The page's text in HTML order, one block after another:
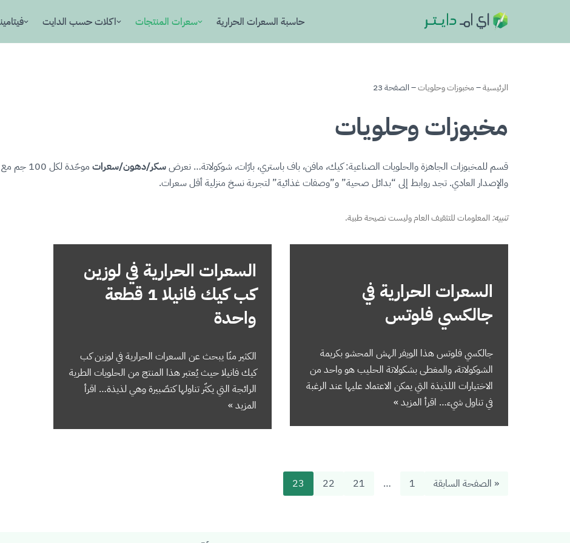
حاسبة السعرات الحرارية سعرات المنتجات اكلات حسب الدايت
الرئيسية–مخبوزات وحلويات–الصفحة 23
مخبوزات وحلويات
قسم للمخبوزات الجاهزة والحلويات الصناعية: كيك، مافن، باف باستري، بارّات، شوكولاتة… نعرضسكر/دهون/سعرات
موحّدة
والإصدار العادي. تجد روابط إلى “بدائل صحية” و”وصفات غذائية” لتجربة نسخ منزلية أقل سعرات.
تنبيه: المعلومات للتثقيف العام وليست نصيحة طبية.
السعرات الحرارية في
جالكسي فلوتس
جالكسي فلوتس هذا الويفر الهش المحشو بكريمة
الشوكولاتة، والمغطى بشكولاتة الحليب هو واحد من
الاختيارات اللذيذة التي يمكن الاعتماد عليها عند الرغبة
في تناول شيء… اقرأ المزيد »
السعرات الحرارية في لوزين
كب كيك فانيلا 1 قطعة
واحدة
الكثير منّا يبحث عن السعرات الحرارية في لوزين كب
كيك فانيلا حيث يُعتبر هذا المنتج من الحلويات الطرية
الرائجة التي يكثّر تناولها كتصّبيرة وهي لذيذة… اقرأ
المزيد »
« الصفحة السابقة 1
…
21
22
23